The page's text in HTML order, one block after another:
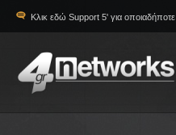
Κλικ εδώ Support 5' για οποιαδήποτε